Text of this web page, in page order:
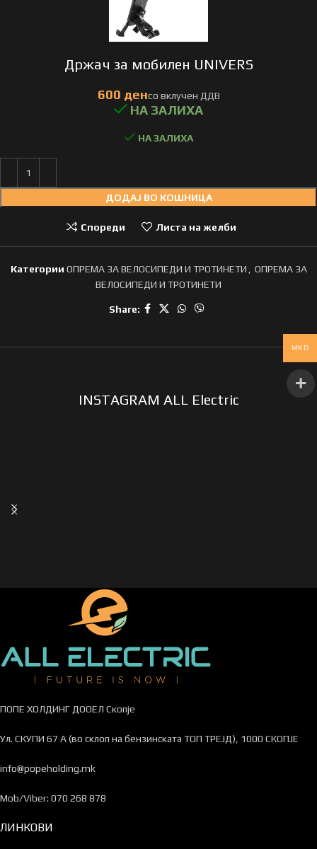
Држач за мобилен UNIVERS
НА ЗАЛИХА
ДОДАЈ ВО КОШНИЦА
Спореди Листа на желби
Категории ОПРЕМА ЗА ВЕЛОСИПЕДИ И ТРОТИНЕТИ
ОПРЕМА ЗА
ВЕЛОСИПЕДИ И ТРОТИНЕТИ
Share:
INSTAGRAM ALL Electric
ПОПЕ ХОЛДИНГ ДООЕЛ Скопје
Ул. СКУПИ 67 А (во склоп на бензинската ТОП ТРЕЈД), 1000 СКОПЈЕ
info@popeholding.mk
Mob/Viber: 070 268 878
ЛИНКОВИ
MKD